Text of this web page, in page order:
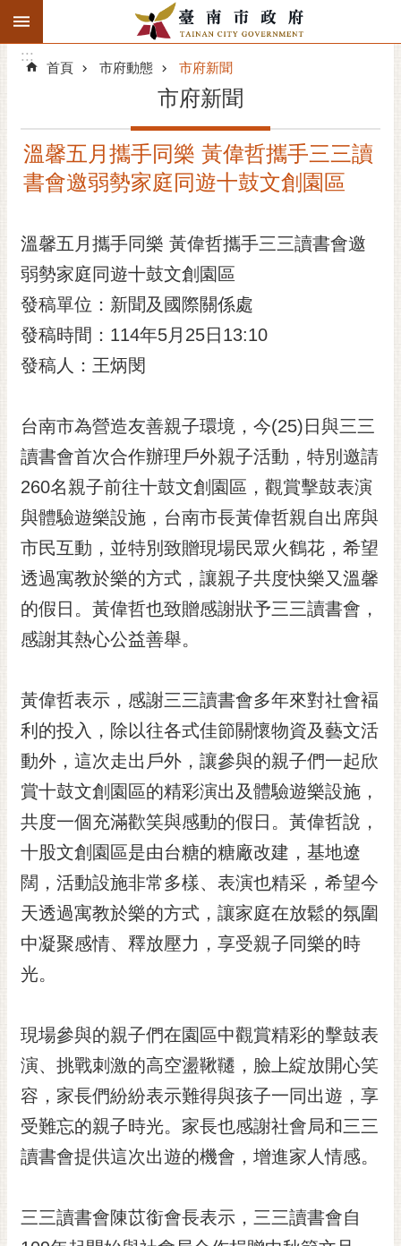
跳到主要內容區塊
搜
階
精彩府城
市府團隊
主題服務
市政資訊
市民互動
黃
偉
哲
光
花
泉
桐
花
祭
站
導
覽
訂
閱
RSS
訂
閱
電
子
報
市
箱
English
日
本
語
私
權
:::
:::
首頁 市府動態 市府新聞
市府新聞
溫馨五月攜手同樂 黃偉哲攜手三三讀
書會邀弱勢家庭同遊十鼓文創園區
溫馨五月攜手同樂 黃偉哲攜手三三讀書會邀
弱勢家庭同遊十鼓文創園區
發稿單位：新聞及國際關係處
發稿時間：114年5月25日13:10
發稿人：王炳閔
台南市為營造友善親子環境，今(25)日與三三
讀書會首次合作辦理戶外親子活動，特別邀請
260名親子前往十鼓文創園區，觀賞擊鼓表演
與體驗遊樂設施，台南市長黃偉哲親自出席與
市民互動，並特別致贈現場民眾火鶴花，希望
透過寓教於樂的方式，讓親子共度快樂又溫馨
的假日。黃偉哲也致贈感謝狀予三三讀書會，
感謝其熱心公益善舉。
黃偉哲表示，感謝三三讀書會多年來對社會褔
利的投入，除以往各式佳節關懷物資及藝文活
動外，這次走出戶外，讓參與的親子們一起欣
賞十鼓文創園區的精彩演出及體驗遊樂設施，
共度一個充滿歡笑與感動的假日。黃偉哲說，
十股文創園區是由台糖的糖廠改建，基地遼
闊，活動設施非常多樣、表演也精采，希望今
天透過寓教於樂的方式，讓家庭在放鬆的氛圍
中凝聚感情、釋放壓力，享受親子同樂的時
光。
現場參與的親子們在園區中觀賞精彩的擊鼓表
演、挑戰刺激的高空盪鞦韆，臉上綻放開心笑
容，家長們紛紛表示難得與孩子一同出遊，享
受難忘的親子時光。家長也感謝社會局和三三
讀書會提供這次出遊的機會，增進家人情感。
三三讀書會陳苡銜會長表示，三三讀書會自